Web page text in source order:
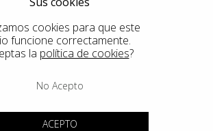
TIENDA MAS CERCANA
cookies para que este
funcione correctamente.
la política de cookies?
No Acepto
ACEPTO